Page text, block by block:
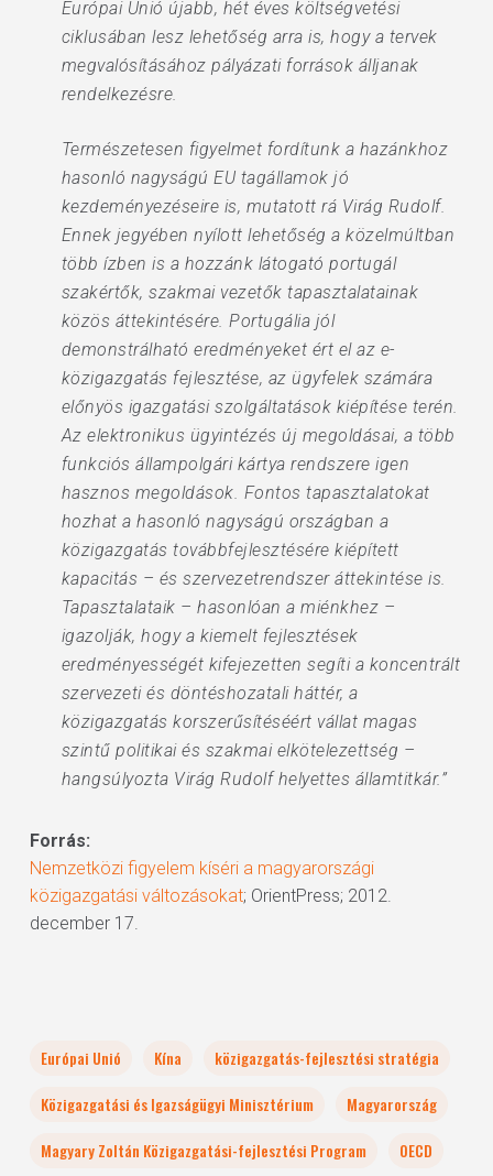
Európai Unió újabb, hét éves költségvetési
ciklusában lesz lehetőség arra is, hogy a tervek
megvalósításához pályázati források álljanak
rendelkezésre.
Természetesen figyelmet fordítunk a hazánkhoz
hasonló nagyságú EU tagállamok jó
kezdeményezéseire is, mutatott rá Virág Rudolf.
Ennek jegyében nyílott lehetőség a közelmúltban
több ízben is a hozzánk látogató portugál
szakértők, szakmai vezetők tapasztalatainak
közös áttekintésére. Portugália jól
demonstrálható eredményeket ért el az e-
közigazgatás fejlesztése, az ügyfelek számára
előnyös igazgatási szolgáltatások kiépítése terén.
Az elektronikus ügyintézés új megoldásai, a több
funkciós állampolgári kártya rendszere igen
hasznos megoldások. Fontos tapasztalatokat
hozhat a hasonló nagyságú országban a
közigazgatás továbbfejlesztésére kiépített
kapacitás – és szervezetrendszer áttekintése is.
Tapasztalataik – hasonlóan a miénkhez –
igazolják, hogy a kiemelt fejlesztések
eredményességét kifejezetten segíti a koncentrált
szervezeti és döntéshozatali háttér, a
közigazgatás korszerűsítéséért vállat magas
szintű politikai és szakmai elkötelezettség –
hangsúlyozta Virág Rudolf helyettes államtitkár.”
Forrás:
Nemzetközi figyelem kíséri a magyarországi
közigazgatási változásokat; OrientPress; 2012.
december 17.
Európai Unió Kína
közigazgatás-fejlesztési stratégia
Közigazgatási és Igazságügyi Minisztérium
Magyarország
Magyary Zoltán Közigazgatási-fejlesztési Program
OECD